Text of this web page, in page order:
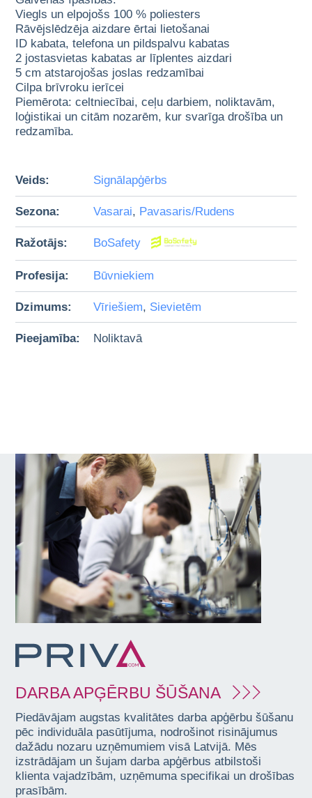
Viegls un elpojošs 100 % poliesters
Rāvējslēdzēja aizdare ērtai lietošanai
ID kabata, telefona un pildspalvu kabatas
2 jostasvietas kabatas ar līplentes aizdari
5 cm atstarojošas joslas redzamībai
Cilpa brīvroku ierīcei
Piemērota: celtniecībai, ceļu darbiem, noliktavām,
loģistikai un citām nozarēm, kur svarīga drošība un
redzamība.
Veids: Signālapģērbs
Sezona: Vasarai, Pavasaris/Rudens
Ražotājs: BoSafety
Profesija: Būvniekiem
Dzimums: Vīriešiem, Sievietēm
Pieejamība: Noliktavā
DARBA APĢĒRBU ŠŪŠANA
Piedāvājam augstas kvalitātes darba apģērbu šūšanu
pēc individuāla pasūtījuma, nodrošinot risinājumus
dažādu nozaru uzņēmumiem visā Latvijā. Mēs
izstrādājam un šujam darba apģērbus atbilstoši
klienta vajadzībām, uzņēmuma specifikai un drošības
prasībām.